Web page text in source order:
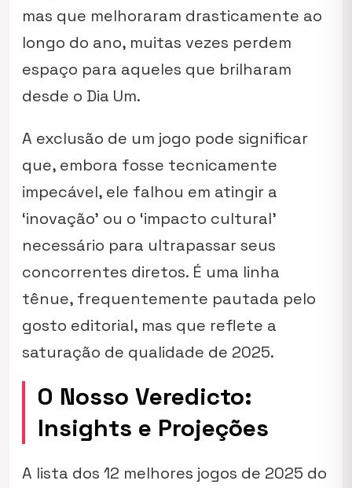
mas que melhoraram drasticamente ao
longo do ano, muitas vezes perdem
espaço para aqueles que brilharam
desde o Dia Um.
A exclusão de um jogo pode significar
que, embora fosse tecnicamente
impecável, ele falhou em atingir a
‘inovação’ ou o ‘impacto cultural’
necessário para ultrapassar seus
concorrentes diretos. É uma linha
tênue, frequentemente pautada pelo
gosto editorial, mas que reflete a
saturação de qualidade de 2025.
O Nosso Veredicto:
Insights e Projeções
A lista dos 12 melhores jogos de 2025 do